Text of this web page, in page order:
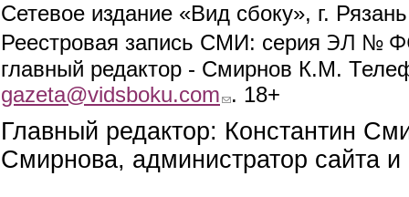
Сетевое издание «Вид сбоку», г.
Реестровая запись СМИ: серия ЭЛ №
главный редактор - Смирнов К.М.
gazeta@vidsboku.com (link sends e-mail)
. 18+
Главный редактор: Константин
Смирнова, администратор сайта